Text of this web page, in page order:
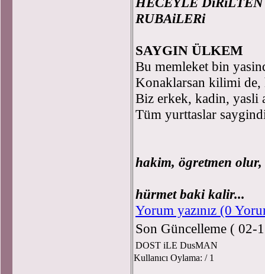
SAYGIN ÜLKEM
Bu memleket bin
Konaklarsan kilimi de,
Biz erkek, kadin, yasli
Tüm yurttaslar
hakim, ögretmen olur,
hürmet baki kalir...
Yorum yazınız (0
Son Güncelleme ( 02-
DOST iLE DusMAN
Kullanıcı Oylama: / 1